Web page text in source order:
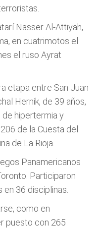
Nasser Al-Attiyah,
en cuatrimotos el
el ruso Ayrat
etapa entre San Juan
Hernik, de 39 años,
hipertermia y
de la Cuesta del
de La Rioja.
Panamericanos
Participaron
36 disciplinas.
como en
puesto con 265